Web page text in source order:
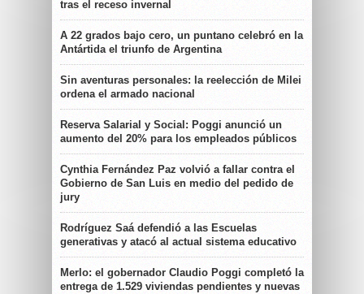
tras el receso invernal
A 22 grados bajo cero, un puntano celebró en la
Antártida el triunfo de Argentina
Sin aventuras personales: la reelección de Milei
ordena el armado nacional
Reserva Salarial y Social: Poggi anunció un
aumento del 20% para los empleados públicos
Cynthia Fernández Paz volvió a fallar contra el
Gobierno de San Luis en medio del pedido de
jury
Rodríguez Saá defendió a las Escuelas
generativas y atacó al actual sistema educativo
Merlo: el gobernador Claudio Poggi completó la
entrega de 1.529 viviendas pendientes y nuevas